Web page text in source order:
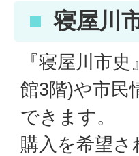
寝屋川
『寝屋川市
館3階)や市民
できます。
購入を希望